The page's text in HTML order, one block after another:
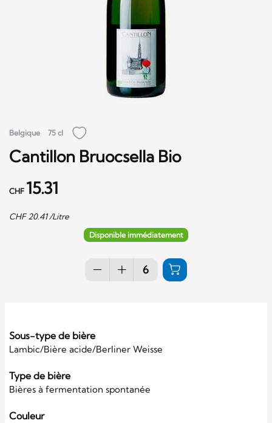
Belgique 75 cl
Cantillon Bruocsella Bio
CHF 15.31
CHF 20.41/Litre
Disponible immédiatement
Sous-type de bière
Lambic/Bière acide/Berliner Weisse
Type de bière
Bières à fermentation spontanée
Couleur